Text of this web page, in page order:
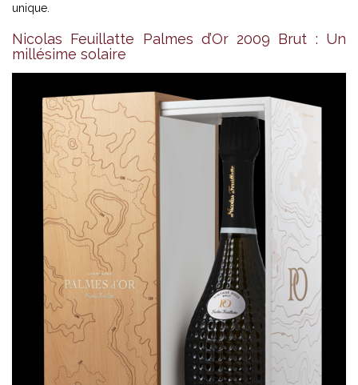
unique.
Nicolas Feuillatte Palmes d’Or 2009 Brut : Un
millésime solaire